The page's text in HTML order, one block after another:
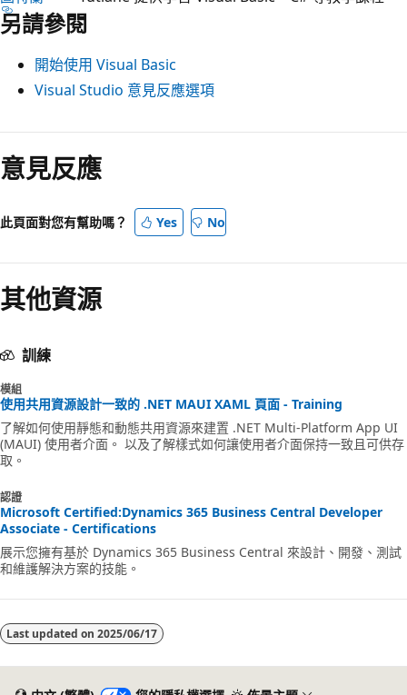
另請參閱
開始使用 Visual Basic
Visual Studio 意見反應選項
閱
讀
模
已
用
意見反應
此頁面對您有幫助嗎？ Yes No
其他資源
訓練
模組
使用共用資源設計一致的 .NET MAUI XAML 頁面 - Training
了解如何使用靜態和動態共用資源來建置 .NET Multi-Platform App UI
(MAUI) 使用者介面。 以及了解樣式如何讓使用者介面保持一致且可供存
取。
認證
Microsoft Certified:Dynamics 365 Business Central Developer
Associate - Certifications
展示您擁有基於 Dynamics 365 Business Central 來設計、開發、測試
和維護解決方案的技能。
Last updated on 2025/06/17